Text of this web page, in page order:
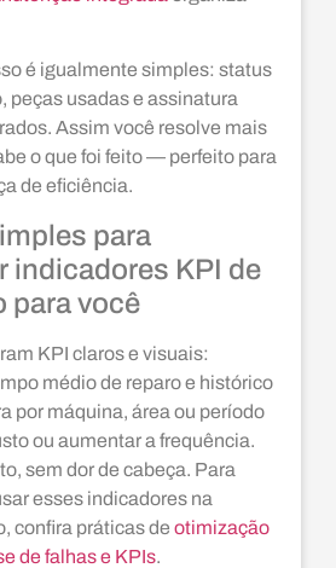
é igualmente simples: status
peças usadas e assinatura
Assim você resolve mais
o que foi feito — perfeito para
de eficiência.
para
indicadores KPI de
para você
KPI claros e visuais:
médio de reparo e histórico
por máquina, área ou período
ou aumentar a frequência.
sem dor de cabeça. Para
esses indicadores na
confira práticas de otimização
de falhas e KPIs.